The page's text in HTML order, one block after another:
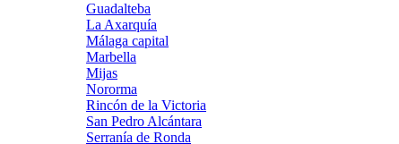
Guadalteba
La Axarquía
Málaga capital
Marbella
Mijas
Nororma
Rincón de la Victoria
San Pedro Alcántara
Serranía de Ronda